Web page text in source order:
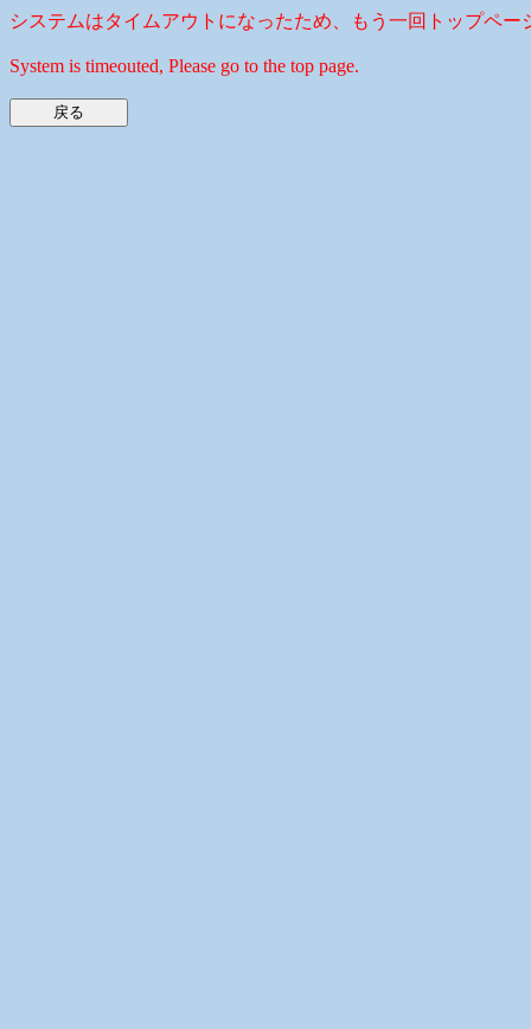
システムはタイムアウトになったため、もう一回トップペー
System is timeouted, Please go to the top page.